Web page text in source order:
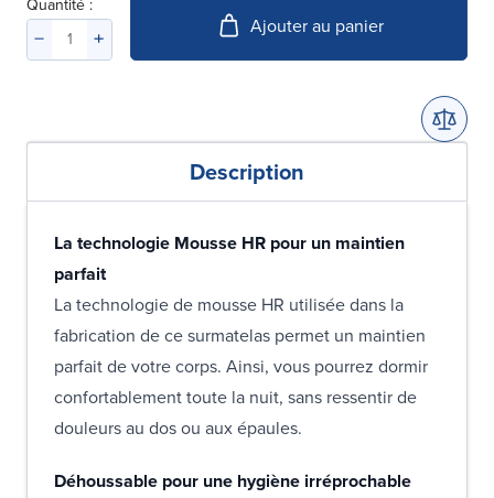
Quantité :
Ajouter au panier
Description
La technologie Mousse HR pour un maintien
parfait
La technologie de mousse HR utilisée dans la
fabrication de ce surmatelas permet un maintien
parfait de votre corps. Ainsi, vous pourrez dormir
confortablement toute la nuit, sans ressentir de
douleurs au dos ou aux épaules.
Déhoussable pour une hygiène irréprochable